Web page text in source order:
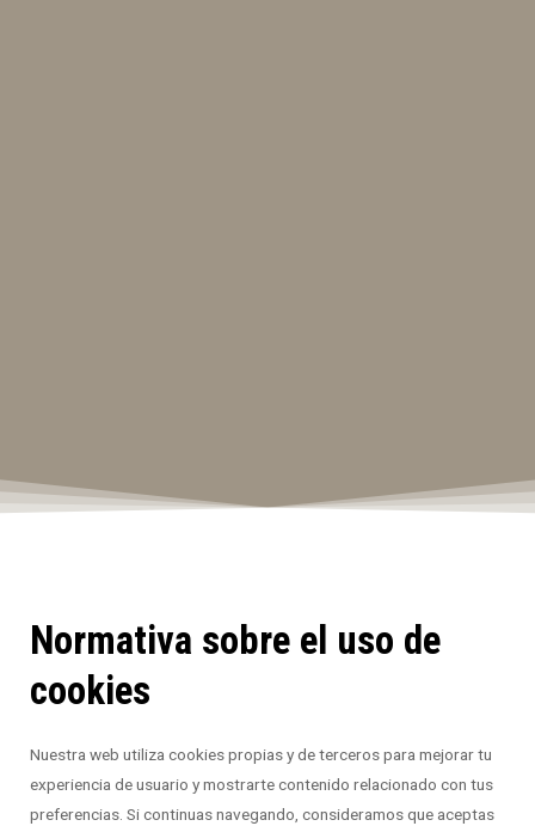
Normativa sobre el uso de
cookies
Nuestra web utiliza cookies propias y de terceros para mejorar tu
experiencia de usuario y mostrarte contenido relacionado con tus
preferencias. Si continuas navegando, consideramos que aceptas